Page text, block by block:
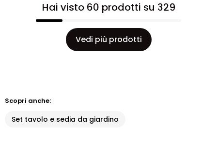
Hai visto 60 prodotti su 329
Vedi più prodotti
Scopri anche:
Set tavolo e sedia da giardino